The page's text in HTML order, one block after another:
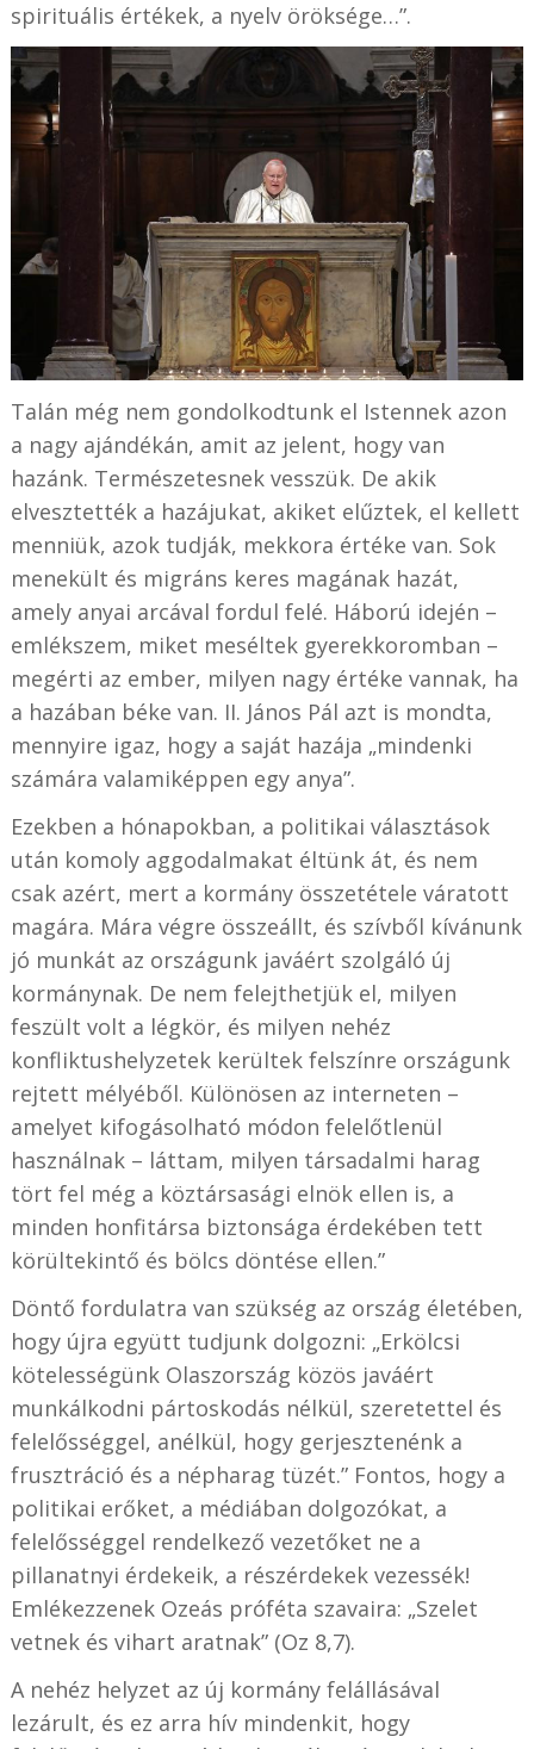
spirituális értékek, a nyelv öröksége…”.
Talán még nem gondolkodtunk el Istennek azon
a nagy ajándékán, amit az jelent, hogy van
hazánk. Természetesnek vesszük. De akik
elvesztették a hazájukat, akiket elűztek, el kellett
menniük, azok tudják, mekkora értéke van. Sok
menekült és migráns keres magának hazát,
amely anyai arcával fordul felé. Háború idején –
emlékszem, miket meséltek gyerekkoromban –
megérti az ember, milyen nagy értéke vannak, ha
a hazában béke van. II. János Pál azt is mondta,
mennyire igaz, hogy a saját hazája „mindenki
számára valamiképpen egy anya”.
Ezekben a hónapokban, a politikai választások
után komoly aggodalmakat éltünk át, és nem
csak azért, mert a kormány összetétele váratott
magára. Mára végre összeállt, és szívből kívánunk
jó munkát az országunk javáért szolgáló új
kormánynak. De nem felejthetjük el, milyen
feszült volt a légkör, és milyen nehéz
konfliktushelyzetek kerültek felszínre országunk
rejtett mélyéből. Különösen az interneten –
amelyet kifogásolható módon felelőtlenül
használnak – láttam, milyen társadalmi harag
tört fel még a köztársasági elnök ellen is, a
minden honfitársa biztonsága érdekében tett
körültekintő és bölcs döntése ellen.”
Döntő fordulatra van szükség az ország életében,
hogy újra együtt tudjunk dolgozni: „Erkölcsi
kötelességünk Olaszország közös javáért
munkálkodni pártoskodás nélkül, szeretettel és
felelősséggel, anélkül, hogy gerjesztenénk a
frusztráció és a népharag tüzét.” Fontos, hogy a
politikai erőket, a médiában dolgozókat, a
felelősséggel rendelkező vezetőket ne a
pillanatnyi érdekeik, a részérdekek vezessék!
Emlékezzenek Ozeás próféta szavaira: „Szelet
vetnek és vihart aratnak” (Oz 8,7).
A nehéz helyzet az új kormány felállásával
lezárult, és ez arra hív mindenkit, hogy